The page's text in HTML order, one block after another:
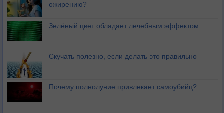
ожирению?
Зелёный цвет обладает лечебным эффектом
Скучать полезно, если делать это правильно
Почему полнолуние привлекает самоубийц?